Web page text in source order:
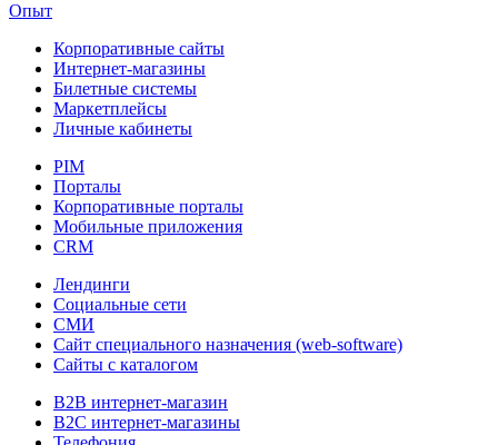
Опыт
Корпоративные сайты
Интернет-магазины
Билетные системы
Маркетплейсы
Личные кабинеты
PIM
Порталы
Корпоративные порталы
Мобильные приложения
CRM
Лендинги
Социальные сети
СМИ
Сайт специального назначения (web-software)
Сайты с каталогом
B2B интернет-магазин
B2C интернет-магазины